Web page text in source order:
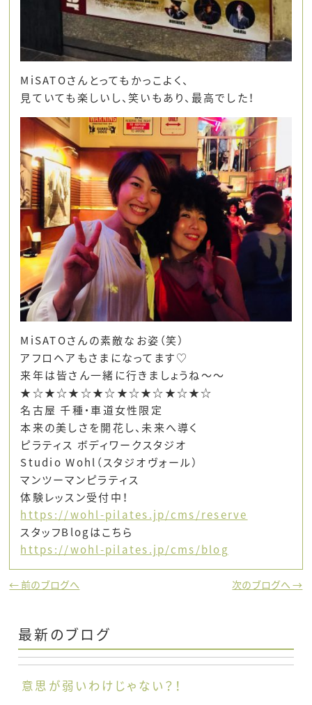
MiSATOさんとってもかっこよく、
見ていても楽しいし、笑いもあり、最高でした！
MiSATOさんの素敵なお姿（笑）
アフロヘアもさまになってます♡
来年は皆さん一緒に行きましょうね～～
★☆★☆★☆★☆★☆★☆★☆★☆
名古屋 千種・車道女性限定
本来の美しさを開花し、未来へ導く
ピラティス ボディワークスタジオ
Studio Wohl（スタジオヴォール）
マンツーマンピラティス
体験レッスン受付中！
https://wohl-pilates.jp/cms/reserve
スタッフBlogはこちら
https://wohl-pilates.jp/cms/blog
← 前のブログへ 次のブログへ →
最新のブログ
意思が弱いわけじゃない？！